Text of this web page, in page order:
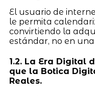
El usuario de
le permita
convirtiendo la
estándar, no en
1.2. La Era Digital
que la Botica
Reales.